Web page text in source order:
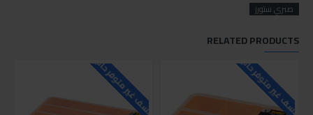
صبري ستورز
RELATED PRODUCTS
للاسف غير متوفر حاليا للاسف غير متوفر حاليا